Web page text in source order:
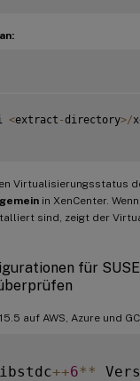
<extract -directory>/
Virtualisierungsstatus
in XenCenter.
sind, zeigt der
für SUSE
auf AWS, Azure und
++6**